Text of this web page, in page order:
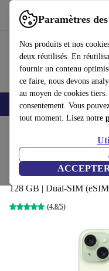
Paramètres
Nos produits et nos
deux réutilisés. En
fournir un contenu
ce faire, nous devons
au moyen de cookies
consentement. Vous
tout moment. Lisez notre
Utilisez refurbed
Smartphones Laptops
Meilleure offre
iPhone 15
128 GB | Dual-SIM
(4,8/5)